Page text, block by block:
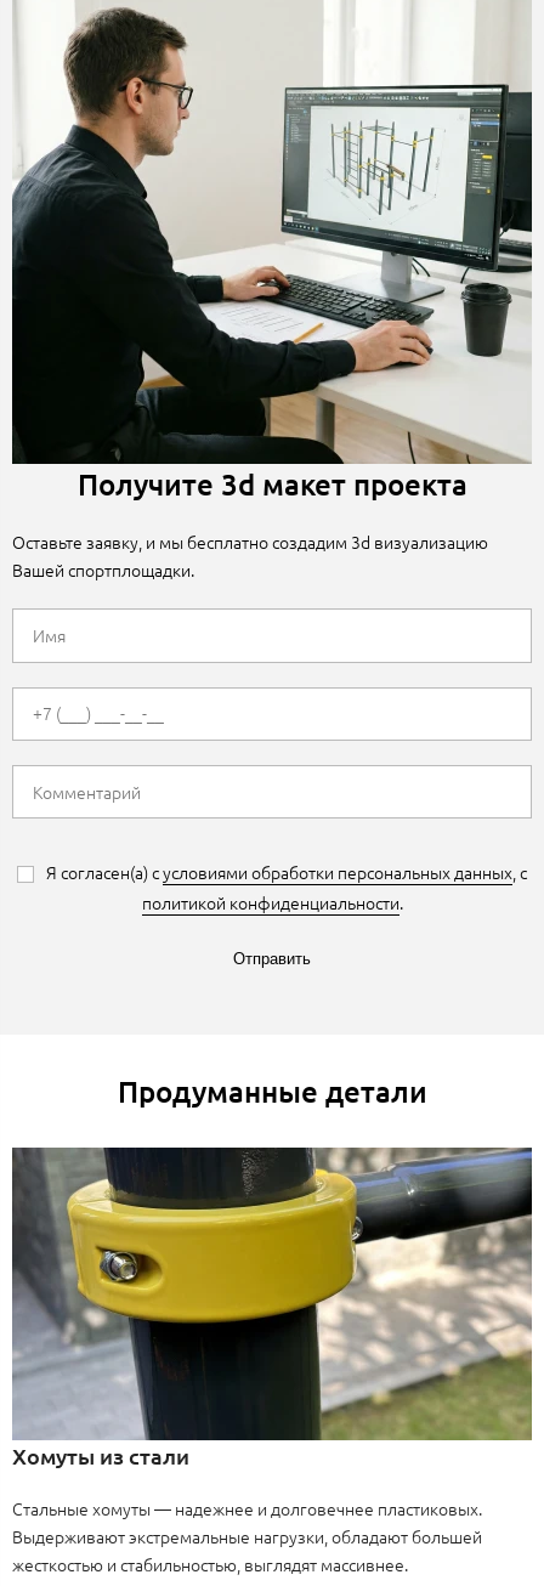
Получите 3d макет проекта
Оставьте заявку, и мы бесплатно создадим 3d визуализацию
Вашей спортплощадки.
Я согласен(а) сусловиями обработки персональных данных, с
политикой конфиденциальности.
Отправить
Продуманные детали
Хомуты из стали
Стальные хомуты — надежнее и долговечнее пластиковых.
Выдерживают экстремальные нагрузки, обладают большей
жесткостью и стабильностью, выглядят массивнее.